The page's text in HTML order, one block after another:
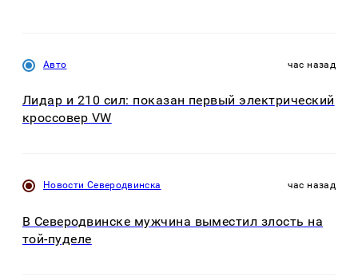
Авто час назад
Лидар и 210 сил: показан первый электрический
кроссовер VW
Новости Северодвинска час назад
В Северодвинске мужчина выместил злость на
той-пуделе